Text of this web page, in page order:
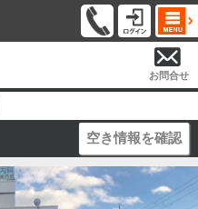
お問合せ
空き情報を確認